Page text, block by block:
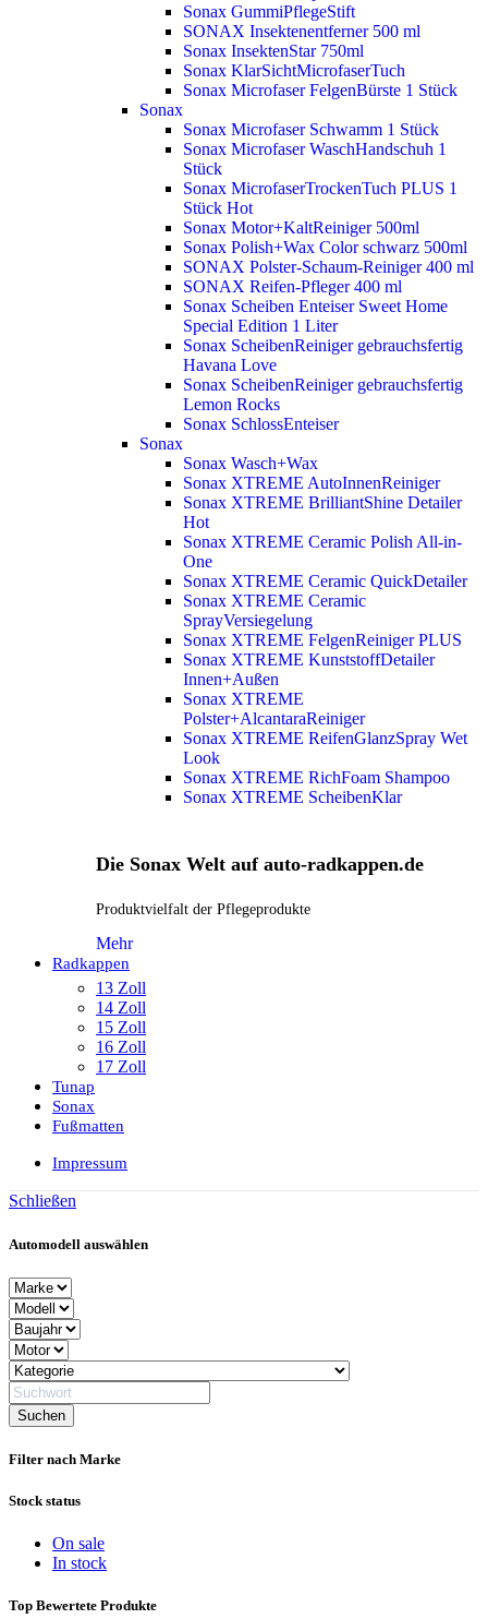
Sonax GummiPflegeStift
SONAX Insektenentferner 500 ml
Sonax InsektenStar 750ml
Sonax KlarSichtMicrofaserTuch
Sonax Microfaser FelgenBürste 1 Stück
Sonax
Sonax Microfaser Schwamm 1 Stück
Sonax Microfaser WaschHandschuh 1
Stück
Sonax MicrofaserTrockenTuch PLUS 1
Stück Hot
Sonax Motor+KaltReiniger 500ml
Sonax Polish+Wax Color schwarz 500ml
SONAX Polster-Schaum-Reiniger 400 ml
SONAX Reifen-Pfleger 400 ml
Sonax Scheiben Enteiser Sweet Home
Special Edition 1 Liter
Sonax ScheibenReiniger gebrauchsfertig
Havana Love
Sonax ScheibenReiniger gebrauchsfertig
Lemon Rocks
Sonax SchlossEnteiser
Sonax
Sonax Wasch+Wax
Sonax XTREME AutoInnenReiniger
Sonax XTREME BrilliantShine Detailer
Hot
Sonax XTREME Ceramic Polish All-in-
One
Sonax XTREME Ceramic QuickDetailer
Sonax XTREME Ceramic
SprayVersiegelung
Sonax XTREME FelgenReiniger PLUS
Sonax XTREME KunststoffDetailer
Innen+Außen
Sonax XTREME
Polster+AlcantaraReiniger
Sonax XTREME ReifenGlanzSpray Wet
Look
Sonax XTREME RichFoam Shampoo
Sonax XTREME ScheibenKlar
Die Sonax Welt auf auto-radkappen.de
Produktvielfalt der Pflegeprodukte
Mehr
Radkappen
13 Zoll
14 Zoll
15 Zoll
16 Zoll
17 Zoll
Tunap
Sonax
Fußmatten
Impressum
Schließen
Automodell auswählen
Filter nach Marke
Stock status
On sale
In stock
Top Bewertete Produkte